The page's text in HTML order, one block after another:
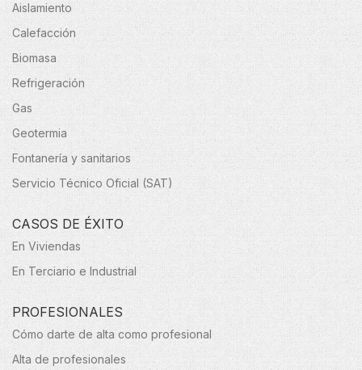
Aislamiento
Calefacción
Biomasa
Refrigeración
Gas
Geotermia
Fontanería y sanitarios
Servicio Técnico Oficial (SAT)
CASOS DE ÉXITO
En Viviendas
En Terciario e Industrial
PROFESIONALES
Cómo darte de alta como profesional
Alta de profesionales